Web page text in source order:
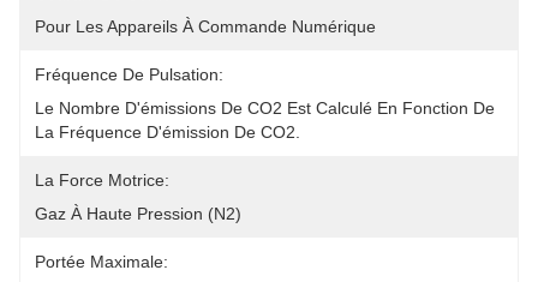
Pour Les Appareils À Commande Numérique
Fréquence De Pulsation:
Le Nombre D'émissions De CO2 Est Calculé En Fonction De
La Fréquence D'émission De CO2.
La Force Motrice:
Gaz À Haute Pression (N2)
Portée Maximale: